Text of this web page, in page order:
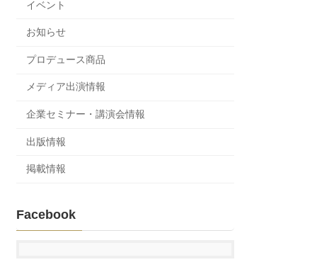
イベント
お知らせ
プロデュース商品
メディア出演情報
企業セミナー・講演会情報
出版情報
掲載情報
Facebook